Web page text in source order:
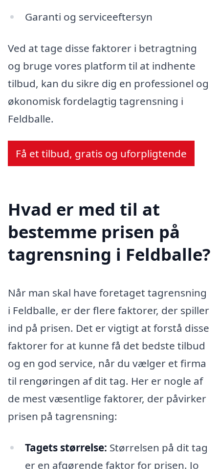
Garanti og serviceeftersyn
Ved at tage disse faktorer i betragtning
og bruge vores platform til at indhente
tilbud, kan du sikre dig en professionel og
økonomisk fordelagtig tagrensning i
Feldballe.
Få et tilbud, gratis og uforpligtende
Hvad er med til at
bestemme prisen på
tagrensning i Feldballe?
Når man skal have foretaget tagrensning
i Feldballe, er der flere faktorer, der spiller
ind på prisen. Det er vigtigt at forstå disse
faktorer for at kunne få det bedste tilbud
og en god service, når du vælger et firma
til rengøringen af dit tag. Her er nogle af
de mest væsentlige faktorer, der påvirker
prisen på tagrensning:
Tagets størrelse: Størrelsen på dit tag
er en afgørende faktor for prisen. Jo